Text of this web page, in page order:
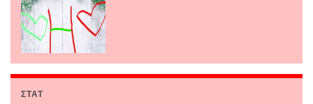
ΣΤΑΤ